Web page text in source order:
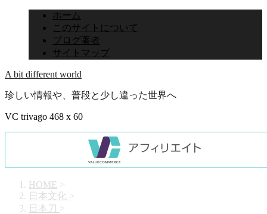
ホーム
このサイトについて
ブログ著者
サイトマップ
A bit different world
珍しい情報や、普段と少し違った世界へ
VC trivago 468 x 60
HOME >
日本文化 >
日本刀 >